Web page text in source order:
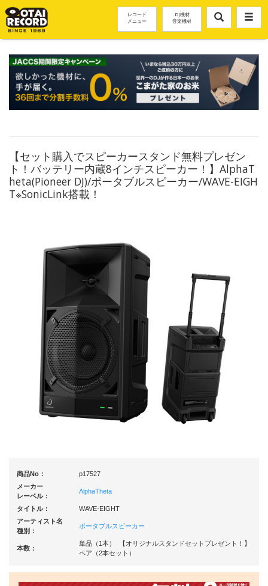
レコード
メニュー
DJ機材
音楽機材
【セット購入でスピーカースタンド無料プレゼン
ト！バッテリー内蔵8インチスピーカー！】AlphaT
heta(Pioneer DJ)/ポータブルスピーカー/WAVE-EIGH
T※SonicLink搭載！
商品No：
p17527
メーカー
レーベル：
AlphaTheta
タイトル：
WAVE-EIGHT
アーティスト名
種別：
ポータブルスピーカー
本数：
単品（1本） 【オリジナルスタンドセットプレゼント！】
ペア（2本セット）